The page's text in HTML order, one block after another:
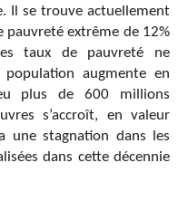
Il se trouve actuellement
pauvreté extrême de 12%
taux de pauvreté ne
augmente en
plus de 600 millions
s’accroît, en valeur
une stagnation dans les
dans cette décennie